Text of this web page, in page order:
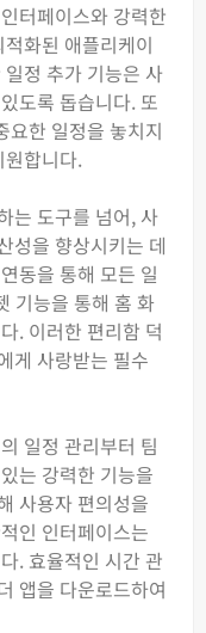
터페이스와 강력한
화된 애플리케이
정 추가 기능은 사
도록 돕습니다. 또
요한 일정을 놓치지
합니다.
는 도구를 넘어, 사
성을 향상시키는 데
동을 통해 모든 일
기능을 통해 홈 화
. 이러한 편리함 덕
게 사랑받는 필수
일정 관리부터 팀
는 강력한 기능을
사용자 편의성을
인 인터페이스는
. 효율적인 시간 관
앱을 다운로드하여